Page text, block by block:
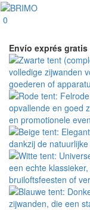
0
Envío exprés gratis